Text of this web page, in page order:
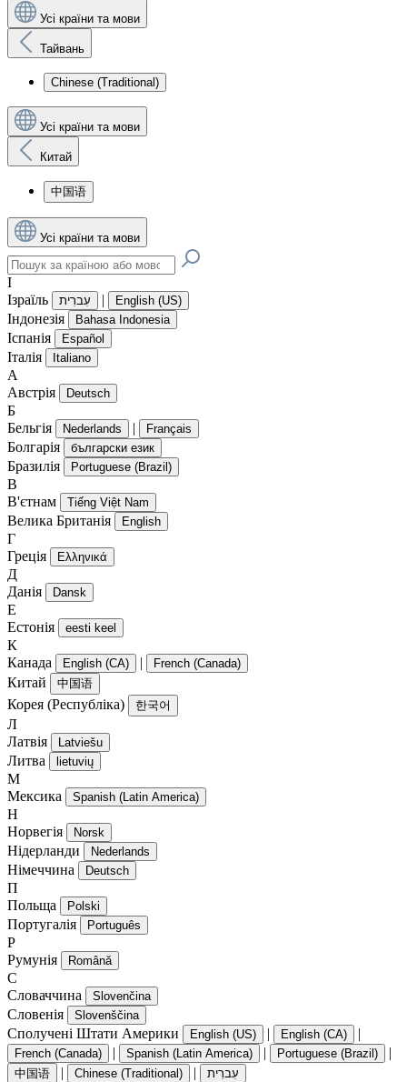
Усі країни та мови
Тайвань
Chinese (Traditional)
Усі країни та мови
Китай
中国语
Усі країни та мови
І
Ізраїль
עִברִית | English (US)
Індонезія Bahasa Indonesia
Іспанія Español
Італія Italiano
А
Австрія
Deutsch
Б
Бельгія
Nederlands | Français
Болгарія български език
Бразилія Portuguese (Brazil)
В
В'єтнам
Tiếng Việt Nam
Велика Британія English
Г
Греція
Ελληνικά
Д
Данія
Dansk
Е
Естонія
eesti keel
К
Канада
English (CA) | French (Canada)
Китай 中国语
Корея (Республіка) 한국어
Л
Латвія
Latviešu
Литва lietuvių
М
Мексика
Spanish (Latin America)
Н
Норвегія
Norsk
Нідерланди Nederlands
Німеччина Deutsch
П
Польща
Polski
Португалія Português
Р
Румунія
Română
С
Словаччина
Slovenčina
Словенія Slovenščina
Сполучені Штати Америки English (US) | English (CA) |
French (Canada) | Spanish (Latin America) | Portuguese (Brazil) |
中国语 | Chinese (Traditional) | עִברִית